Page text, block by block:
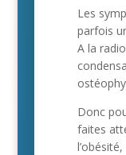
Les
parfois
A la
Donc
faites